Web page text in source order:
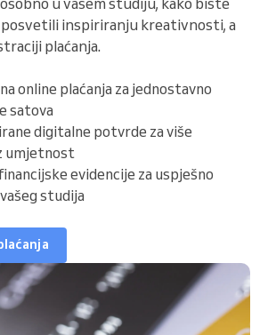
inspiriranju kreativnosti, a
plaćanja.
online plaćanja za jednostavno
satova
digitalne potvrde za više
umjetnost
evidencije za uspješno
studija